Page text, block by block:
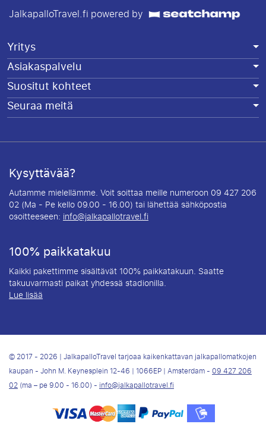
JalkapalloTravel.fi powered by
Yritys
Asiakaspalvelu
Suositut kohteet
Seuraa meitä
Kysyttävää?
Autamme mielellämme. Voit soittaa meille numeroon 09 427 206
02 (Ma - Pe kello 09.00 - 16.00) tai lähettää sähköpostia
osoitteeseen: info@jalkapallotravel.fi
100% paikkatakuu
Kaikki pakettimme sisältävät 100% paikkatakuun. Saatte
takuuvarmasti paikat yhdessä stadionilla.
Lue lisää
© 2017 - 2026 | JalkapalloTravel tarjoaa kaikenkattavan jalkapallomatkojen
kaupan - John M. Keynesplein 12-46 | 1066EP | Amsterdam -09 427 206
02(ma – pe 9.00 - 16.00) -info@jalkapallotravel.fi